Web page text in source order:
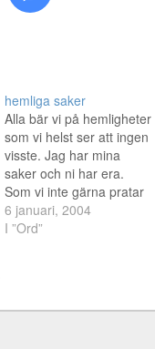
hemliga saker
Alla bär vi på hemligheter
som vi helst ser att ingen
visste. Jag har mina
saker och ni har era.
Som vi inte gärna pratar
om, eller erkänner för
andra. Det kan vara
6 januari, 2004
I ”Ord”